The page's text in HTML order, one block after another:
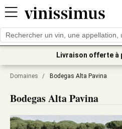
Livraison offerte à
Domaines / Bodegas Alta Pavina
Bodegas Alta Pavina